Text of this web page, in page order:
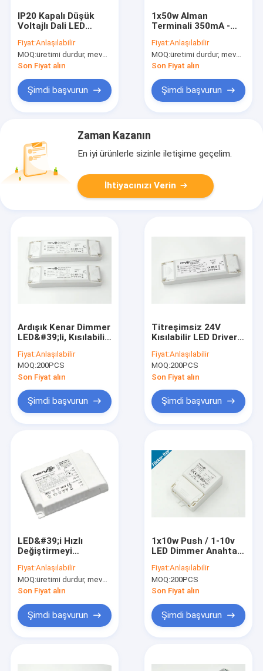
IP20 Kapalı Düşük
Voltajlı Dali LED
30 Watt 16 - 58 Vdc
Sınıf II
Fiyat:Anlaşılabilir
MOQ:üretimi durdur, mevcut değil.
Son Fiyat alın
Şimdi başvurun
1x50w Alman
Terminali 350mA -
Aydınlatma Sürücüsü
0-10V / PUSH DIM
Fiyat:Anlaşılabilir
MOQ:üretimi durdur, mevcut değil.
Son Fiyat alın
Şimdi başvurun
Zaman Kazanın
En iyi ürünlerle sizinle iletişime geçelim.
İhtiyacınızı Verin
Ardışık Kenar Dimmer
LED&#39;li, Kısılabilir
Sürücüsü
Fiyat:Anlaşılabilir
MOQ:200PCS
Son Fiyat alın
Şimdi başvurun
Titreşimsiz 24V
Kısılabilir LED Driver /
Şerit Işık Sürücüsü
Fiyat:Anlaşılabilir
MOQ:200PCS
Son Fiyat alın
Şimdi başvurun
LED&#39;i Hızlı
Değiştirmeyi
Push Sabit Akımlı Led
Sürücü Ayarlanabilir
Yüksek Güç LED
Fiyat:Anlaşılabilir
MOQ:üretimi durdur, mevcut değil.
Son Fiyat alın
Şimdi başvurun
1x10w Push / 1-10v
LED Dimmer Anahtarı
Driver 0-10V
Fiyat:Anlaşılabilir
MOQ:200PCS
Son Fiyat alın
Şimdi başvurun